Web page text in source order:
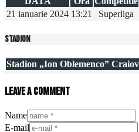
21 ianuarie 2024 13:21 Superliga
Stadion
Stadion „Ion Oblemenco”
Leave a comment
Name
E-mail